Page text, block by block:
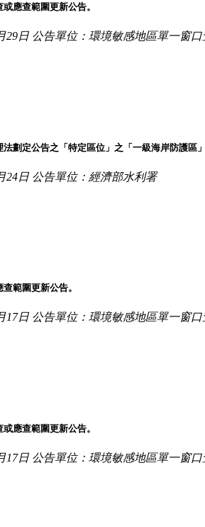
應查範圍更新公告。
29日 公告單位：環境敏感地區單一窗
劃定公告之「特定區位」之「一級海岸防護區」
24日 公告單位：經濟部水利署
範圍更新公告。
17日 公告單位：環境敏感地區單一窗
應查範圍更新公告。
17日 公告單位：環境敏感地區單一窗